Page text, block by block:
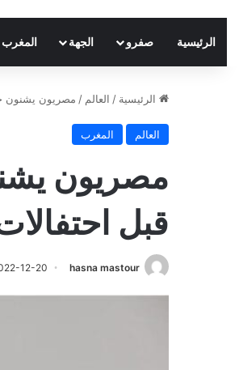
الرئيسية صفرو الجهة المغرب
الرئيسية / العالم / مصريون يشنون
العالم المغرب
مصريون
قبل
hasna mastour
12-20